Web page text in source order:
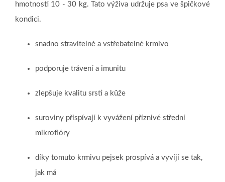
hmotnosti 10 - 30 kg. Tato výživa udržuje psa ve špičkové
kondici.
snadno stravitelné a vstřebatelné krmivo
podporuje trávení a imunitu
zlepšuje kvalitu srsti a kůže
suroviny přispívají k vyvážení příznivé střední
mikroflóry
díky tomuto krmivu pejsek prospívá a vyvíjí se tak,
jak má